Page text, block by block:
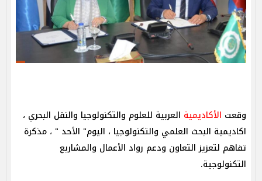
وقعت الأكاديمية العربية للعلوم والتكنولوجيا والنقل البحري ،
اكاديمية البحث العلمي والتكنولوجيا ، اليوم" الأحد " ، مذكرة
تفاهم لتعزيز التعاون ودعم رواد الأعمال والمشاريع
التكنولوجية.